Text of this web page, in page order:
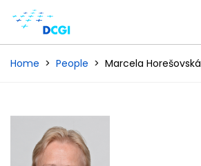
Home People Marcela Horešovská